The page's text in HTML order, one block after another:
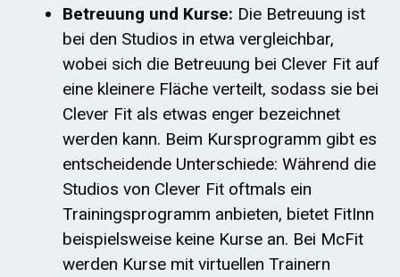
Betreuung und Kurse: Die Betreuung ist
bei den Studios in etwa vergleichbar,
wobei sich die Betreuung bei Clever Fit auf
eine kleinere Fläche verteilt, sodass sie bei
Clever Fit als etwas enger bezeichnet
werden kann. Beim Kursprogramm gibt es
entscheidende Unterschiede: Während die
Studios von Clever Fit oftmals ein
Trainingsprogramm anbieten, bietet FitInn
beispielsweise keine Kurse an. Bei McFit
werden Kurse mit virtuellen Trainern